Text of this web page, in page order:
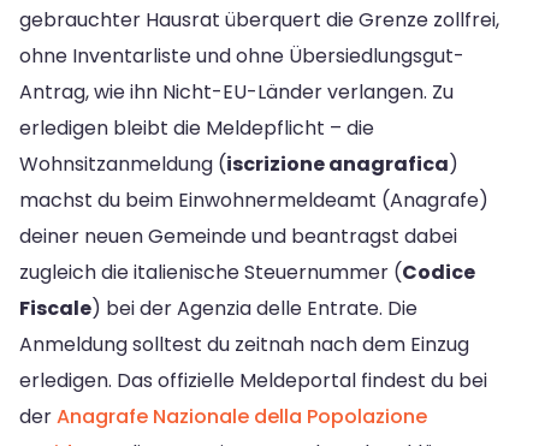
gebrauchter Hausrat überquert die Grenze zollfrei,
ohne Inventarliste und ohne Übersiedlungsgut-
Antrag, wie ihn Nicht-EU-Länder verlangen. Zu
erledigen bleibt die Meldepflicht – die
Wohnsitzanmeldung (iscrizione anagrafica)
machst du beim Einwohnermeldeamt (Anagrafe)
deiner neuen Gemeinde und beantragst dabei
zugleich die italienische Steuernummer (Codice
Fiscale) bei der Agenzia delle Entrate. Die
Anmeldung solltest du zeitnah nach dem Einzug
erledigen. Das offizielle Meldeportal findest du bei
derAnagrafe Nazionale della Popolazione